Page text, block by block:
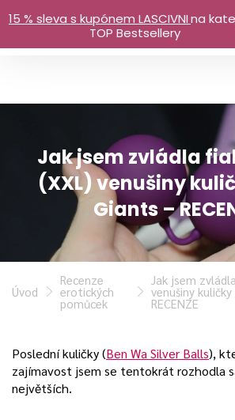
Jak jsem zvládla
(XXL) venušiny
Giants –
Úvod
Recenze
erotických
pomůcek
Jak jsem
venušiny
RECENZE
Poslední kuličky (Ben Wa Silver Balls),
zajímavost jsem se tentokrát rozhodla
největších.
15 % sleva s kupónem LASCIVNIna
TOP Bestsellery